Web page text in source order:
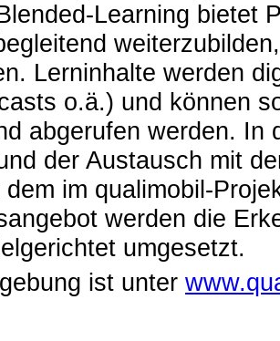
Learning bietet
Lerninhalte werden
o.ä.) und können
abgerufen werden. In
der Austausch mit
im qualimobil-
werden die
umgesetzt.
ist unter